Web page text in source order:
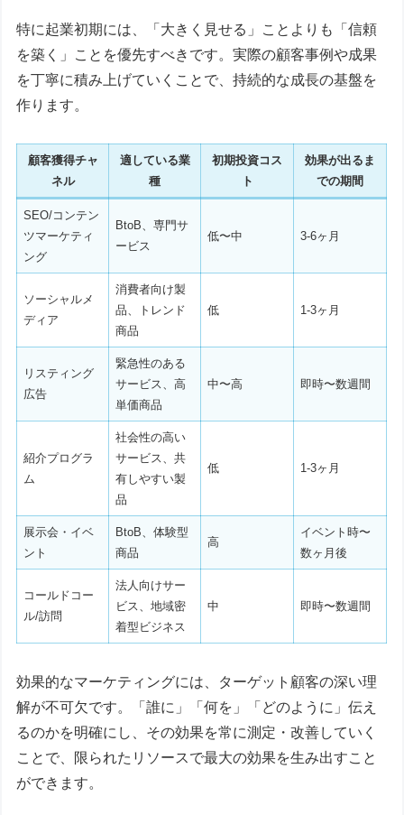
特に起業初期には、「大きく見せる」ことよりも「信頼
を築く」ことを優先すべきです。実際の顧客事例や成果
を丁寧に積み上げていくことで、持続的な成長の基盤を
作ります。
顧客獲得チャ
ネル
適している業
種
初期投資コス
ト
効果が出るま
での期間
SEO/コンテン
ツマーケティ
ング
BtoB、専門サ
ービス
低〜中 3-6ヶ月
ソーシャルメ
ディア
消費者向け製
品、トレンド
商品
低 1-3ヶ月
リスティング
広告
緊急性のある
サービス、高
単価商品
中〜高 即時〜数週間
紹介プログラ
ム
社会性の高い
サービス、共
有しやすい製
品
低 1-3ヶ月
展示会・イベ
ント
BtoB、体験型
商品
高
イベント時〜
数ヶ月後
コールドコー
ル/訪問
法人向けサー
ビス、地域密
着型ビジネス
中 即時〜数週間
効果的なマーケティングには、ターゲット顧客の深い理
解が不可欠です。「誰に」「何を」「どのように」伝え
るのかを明確にし、その効果を常に測定・改善していく
ことで、限られたリソースで最大の効果を生み出すこと
ができます。